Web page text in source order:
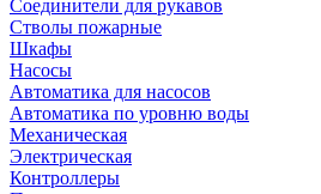
Соединители для рукавов
Стволы пожарные
Шкафы
Насосы
Автоматика для насосов
Автоматика по уровню воды
Механическая
Электрическая
Контроллеры